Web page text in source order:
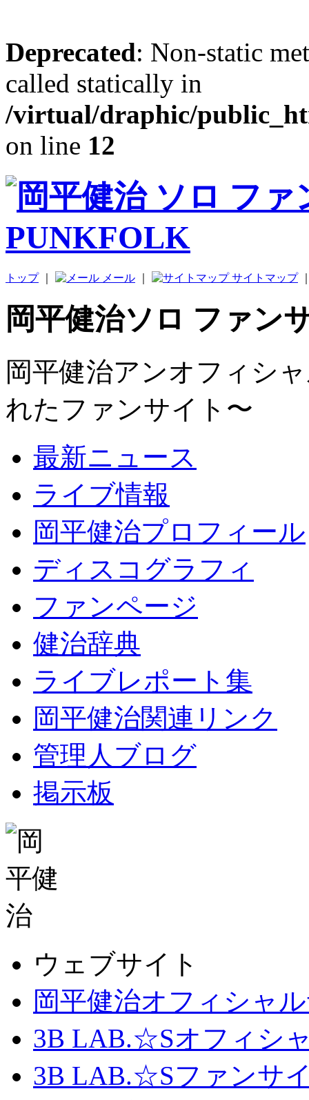
Deprecated: Non-static
called statically in
/virtual/draphic/
on line 12
トップ｜ メール サイトマップ
岡平健治ソロ ファン
岡平健治アンオフィシ
れたファンサイト〜
最新ニュース
ライブ情報
岡平健治プロフィール
ディスコグラフィ
ファンページ
健治辞典
ライブレポート集
岡平健治関連リンク
管理人ブログ
掲示板
ウェブサイト
岡平健治オフィシャ
3B LAB.☆Sオフィシ
3B LAB.☆Sファンサイ